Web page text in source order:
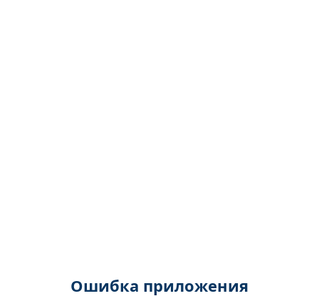
Ошибка приложения